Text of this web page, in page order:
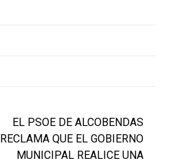
EL PSOE DE ALCOBENDAS
RECLAMA QUE EL GOBIERNO
MUNICIPAL REALICE UNA